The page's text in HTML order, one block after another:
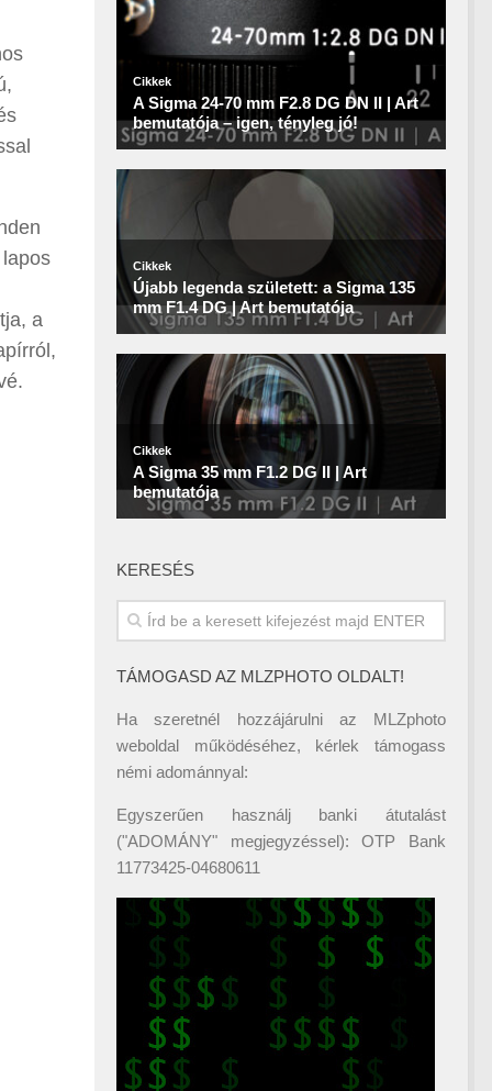
a
KERESÉS
TÁMOGASD AZ MLZPHOTO OLDALT!
Ha szeretnél hozzájárulni az MLZphoto
weboldal működéséhez, kérlek támogass
némi adománnyal:
Egyszerűen használj banki átutalást
("ADOMÁNY" megjegyzéssel): OTP Bank
11773425-04680611